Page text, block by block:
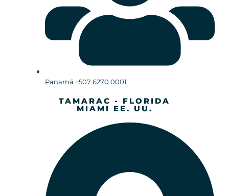
Panamá +507 6270 0001
TAMARAC - FLORIDA
MIAMI EE. UU.